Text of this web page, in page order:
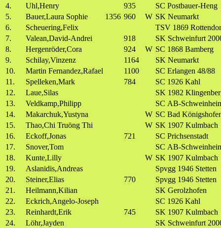
4.
Uhl,Henry 935
SC Postbauer-Heng
5.
Bauer,Laura Sophie 1356 960 W SK Neumarkt
6.
Scheuering,Felix
TSV 1869
7.
Valean,David-Andrei 918
SK Schweinfurt
8.
Hergenröder,Cora 924 W SC 1868 Bamberg
9.
Schilay,Vinzenz 1164
SK Neumarkt
10.
Martin Fernandez,Rafael 1100
SC Erlangen 48/88
11.
Spelleken,Mark 784
SC 1926 Kahl
12.
Laue,Silas
SK 1982
13.
Veldkamp,Philipp
SC AB-
14.
Makarchuk,Yustyna W SC Bad
15.
Thao,Chi Truöng Thi W SK 1907 Kulmbach
16.
Eckoff,Jonas 721
SC Prichsenstadt
17.
Snover,Tom
SC AB-
18.
Kunte,Lilly W SK 1907 Kulmbach
19.
Aslanidis,Andreas
Spvgg 1946 Stetten
20.
Steiner,Elias 770
Spvgg 1946 Stetten
21.
Heilmann,Kilian
SK Gerolzhofen
22.
Eckrich,Angelo-Joseph
SC 1926 Kahl
23.
Reinhardt,Erik 745
SK 1907 Kulmbach
24.
Löhr,Jayden
SK Schweinfurt